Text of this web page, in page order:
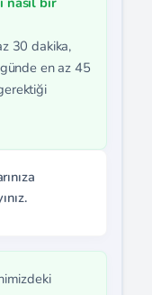
30 dakika,
en az 45